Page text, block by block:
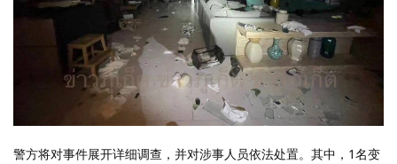
警方将对事件展开详细调查，并对涉事人员依法处置。其中，1名变